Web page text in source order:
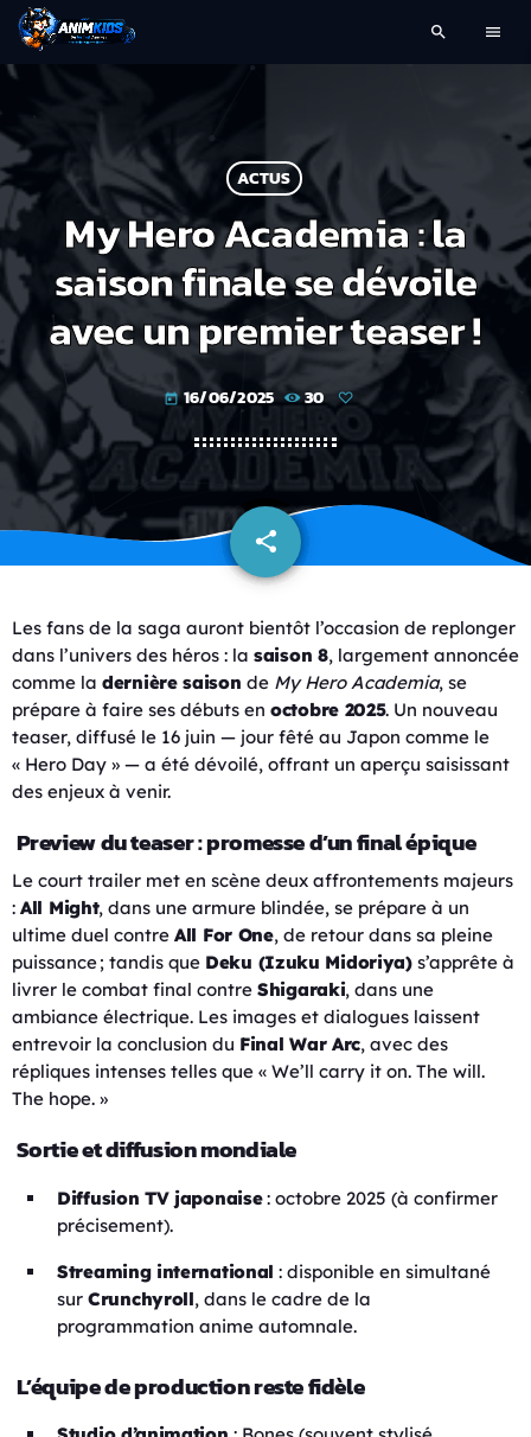
search menu
ACTUS
My Hero Academia : la
saison finale se dévoile
avec un premier teaser !
today 16/06/2025 30
share
email
Les fans de la saga auront bientôt l’occasion de replonger
dans l’univers des héros : la saison 8, largement annoncée
comme la dernière saison de My Hero Academia, se
prépare à faire ses débuts en octobre 2025. Un nouveau
teaser, diffusé le 16 juin — jour fêté au Japon comme le
« Hero Day » — a été dévoilé, offrant un aperçu saisissant
des enjeux à venir.
Preview du teaser : promesse d’un final épique
Le court trailer met en scène deux affrontements majeurs
: All Might, dans une armure blindée, se prépare à un
ultime duel contre All For One, de retour dans sa pleine
puissance ; tandis que Deku (Izuku Midoriya)s’apprête à
livrer le combat final contre Shigaraki, dans une
ambiance électrique. Les images et dialogues laissent
entrevoir la conclusion du Final War Arc, avec des
répliques intenses telles que « We’ll carry it on. The will.
The hope. »
Sortie et diffusion mondiale
Diffusion TV japonaise: octobre 2025 (à confirmer
précisement).
Streaming international : disponible en simultané
sur Crunchyroll, dans le cadre de la
programmation anime automnale.
L’équipe de production reste fidèle